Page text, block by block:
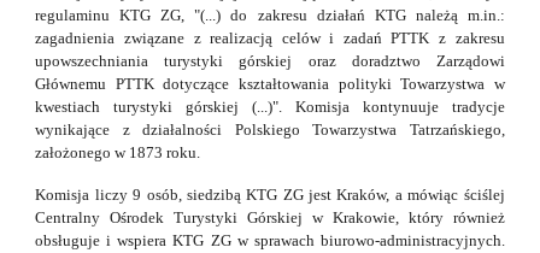
regulaminu KTG ZG, "(...) do zakresu działań KTG należą m.in.:
zagadnienia związane z realizacją celów i zadań PTTK z zakresu
upowszechniania turystyki górskiej oraz doradztwo Zarządowi
Głównemu PTTK dotyczące kształtowania polityki Towarzystwa w
kwestiach turystyki górskiej (...)". Komisja kontynuuje tradycje
wynikające z działalności Polskiego Towarzystwa Tatrzańskiego,
założonego w 1873 roku.
Komisja liczy 9 osób, siedzibą KTG ZG jest Kraków, a mówiąc ściślej
Centralny Ośrodek Turystyki Górskiej w Krakowie, który również
obsługuje i wspiera KTG ZG w sprawach biurowo-administracyjnych.